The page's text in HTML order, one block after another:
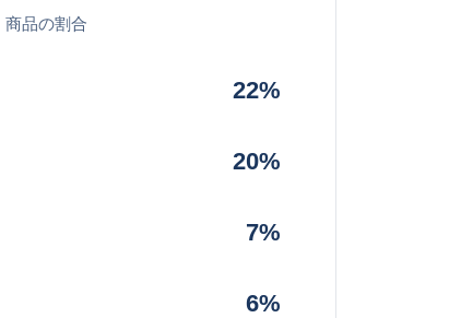
商品の割合
22%
20%
7%
6%